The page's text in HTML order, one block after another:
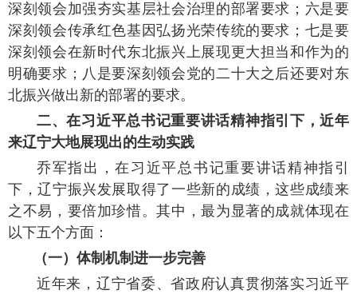
深刻领会加强夯实基层社会治理的部署要求；六是要
深刻领会传承红色基因弘扬光荣传统的要求；七是要
深刻领会在新时代东北振兴上展现更大担当和作为的
明确要求；八是要深刻领会党的二十大之后还要对东
北振兴做出新的部署的要求。
二、在习近平总书记重要讲话精神指引下，近年
来辽宁大地展现出的生动实践
乔军指出，在习近平总书记重要讲话精神指引
下，辽宁振兴发展取得了一些新的成绩，这些成绩来
之不易，要倍加珍惜。其中，最为显著的成就体现在
以下五个方面：
（一）体制机制进一步完善
近年来，辽宁省委、省政府认真贯彻落实习近平